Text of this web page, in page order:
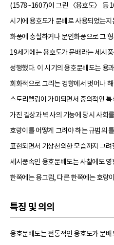
(1578~1607)이 그린 〈용호도〉 등
시기에 용호도가 문배로 사용되었는
화풍에 충실하거나 문인화풍으로 그
19세기에는 용호도가 문배라는 세시
성행했다. 이 시기의 용호문배도는 용
회화적으로 그리는 경향에서 벗어나
스토리텔링이 가미되면서 중의적인
가진 길상과 벽사의 기능에 당시 사회
호랑이를 어떻게 그려야 하는 규범의
표현되면서 기상천외한 모습까지 그
세시풍속인 용호문배도는 사찰에도 영
한쪽에는 용그림, 다른 한쪽에는 호랑
특징 및 의의
용호문배도는 전통적인 용호도가 문